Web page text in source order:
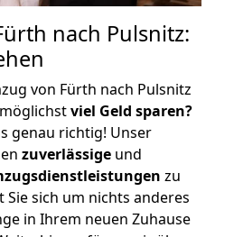
nach Pulsnitz:
von Fürth nach Pulsnitz
viel Geld sparen?
genau richtig! Unser
zuverlässige und
zu
sich um nichts anderes
in Ihrem neuen Zuhause